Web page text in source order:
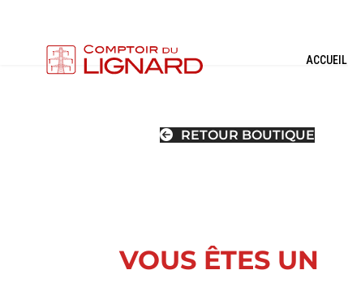
ACCUEIL
RETOUR BOUTIQUE
VOUS ÊTES UN